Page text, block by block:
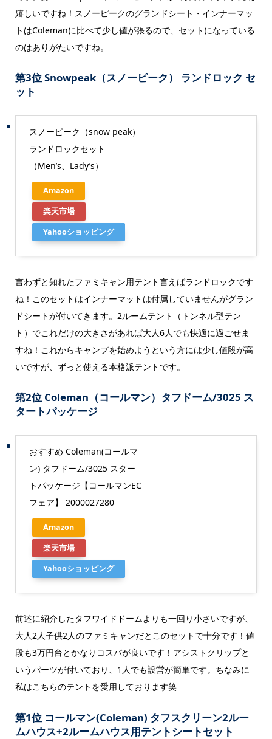
嬉しいですね！スノーピークのグランドシート・インナーマッ
トはColemanに比べて少し値が張るので、セットになっている
のはありがたいですね。
第3位 Snowpeak（スノーピーク） ランドロック セ
ット
スノーピーク（snow peak）
ランドロックセット
（Men’s、Lady’s）
Amazon
楽天市場
Yahooショッピング
言わずと知れたファミキャン用テント言えばランドロックです
ね！このセットはインナーマットは付属していませんがグラン
ドシートが付いてきます。2ルームテント（トンネル型テン
ト）でこれだけの大きさがあれば大人6人でも快適に過ごせま
すね！ これからキャンプを始めようという方には少し値段が高
いですが、ずっと使える本格派テントです。
第2位 Coleman（コールマン）タフドーム/3025 ス
タートパッケージ
おすすめ Coleman(コールマ
ン) タフドーム/3025 スター
トパッケージ【コールマンEC
フェア】 2000027280
Amazon
楽天市場
Yahooショッピング
前述に紹介したタフワイドドームよりも一回り小さいですが、
大人2人子供2人のファミキャンだとこのセットで十分です！値
段も3万円台とかなりコスパが良いです！ アシストクリップと
いうパーツが付いており、1人でも設営が簡単です。 ちなみに
私はこちらのテントを愛用しております笑
第1位 コールマン(Coleman) タフスクリーン2ルー
ムハウス+2ルームハウス用テントシートセット